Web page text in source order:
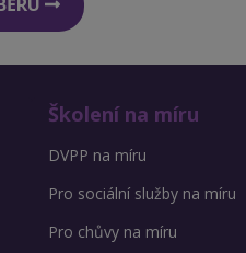
Školení na míru
DVPP na míru
Pro sociální služby na míru
Pro chůvy na míru